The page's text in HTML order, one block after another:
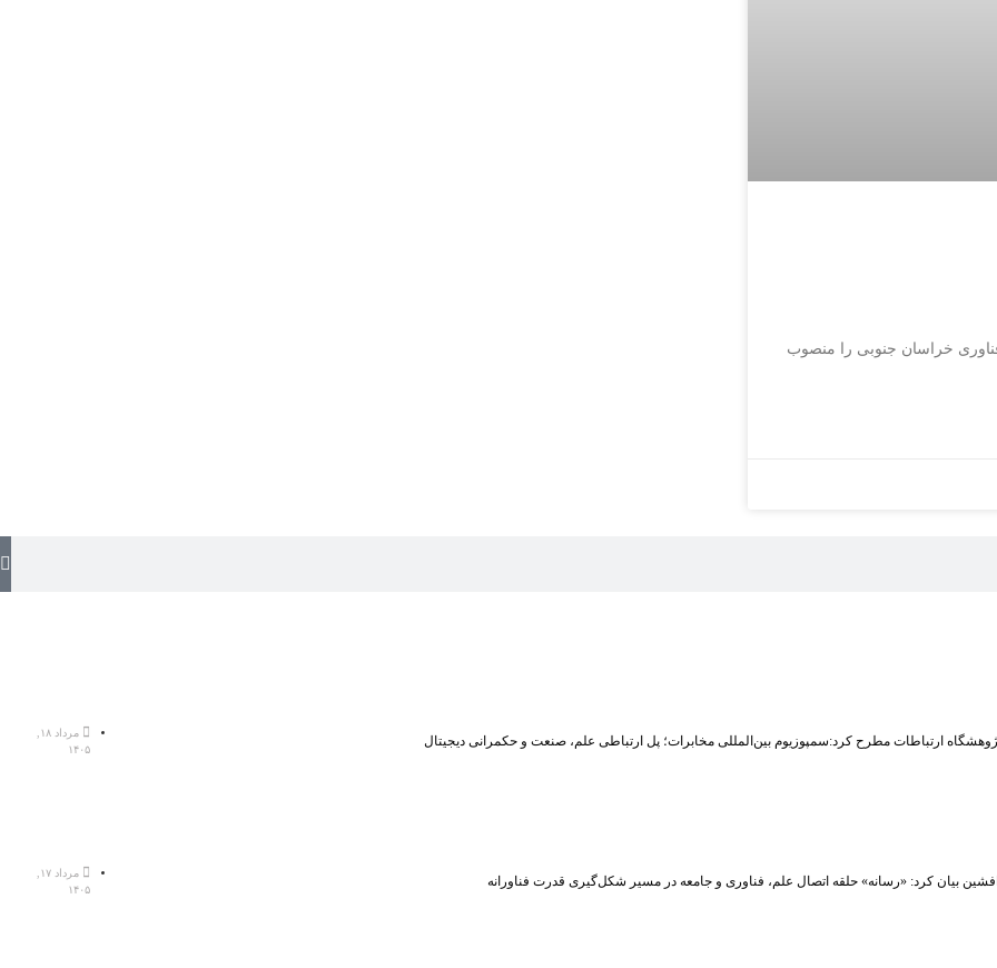
خراسان جنوبی را منصوب
ارتباطات مطرح کرد:سمپوزیوم بین‌المللی مخابرات؛ پل ارتباطی علم، صنعت و حکمرانی دیجیتال
۱۴۰۵
بیان کرد: «رسانه» حلقه اتصال علم، فناوری و جامعه در مسیر شکل‌گیری قدرت فناورانه
۱۴۰۵